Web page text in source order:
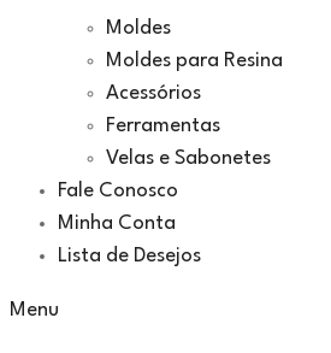
Moldes
Moldes para Resina
Acessórios
Ferramentas
Velas e Sabonetes
Fale Conosco
Minha Conta
Lista de Desejos
Menu